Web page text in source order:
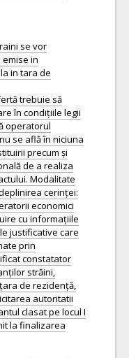
se vor
in
in tara de
trebuie să
în condițiile legii
operatorul
se află în niciuna
precum și
de a realiza
Modalitate
cerinței:
economici
cu informațiile
justificative care
prin
constatator
străini,
de rezidență,
autoritatii
clasat pe locul I
la finalizarea